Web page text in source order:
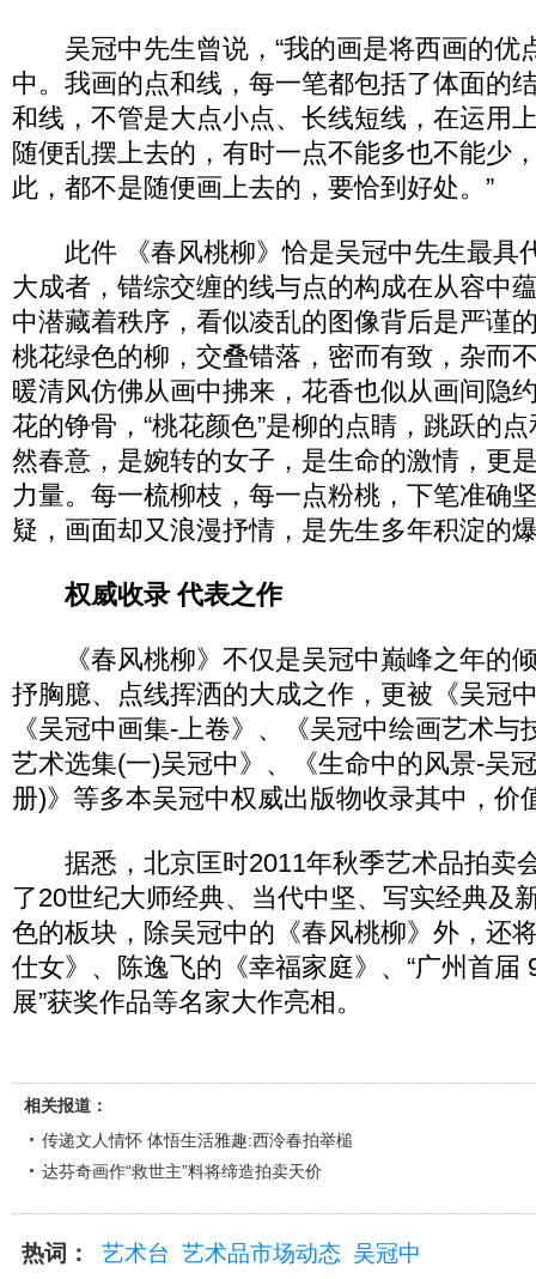
吴冠中先生曾说，“我的画是将西画的优
中。我画的点和线，每一笔都包括了体面的
和线，不管是大点小点、长线短线，在运用
随便乱摆上去的，有时一点不能多也不能少
此，都不是随便画上去的，要恰到好处。”
此件 《春风桃柳》恰是吴冠中先生最具
大成者，错综交缠的线与点的构成在从容中
中潜藏着秩序，看似凌乱的图像背后是严谨
桃花绿色的柳，交叠错落，密而有致，杂而
暖清风仿佛从画中拂来，花香也似从画间隐
花的铮骨，“桃花颜色”是柳的点睛，跳跃的
然春意，是婉转的女子，是生命的激情，更
力量。每一梳柳枝，每一点粉桃，下笔准确
疑，画面却又浪漫抒情，是先生多年积淀的
权威收录 代表之作
《春风桃柳》不仅是吴冠中巅峰之年的
抒胸臆、点线挥洒的大成之作，更被《吴冠
《吴冠中画集-上卷》、《吴冠中绘画艺术与
艺术选集(一)吴冠中》、《生命中的风景-吴
册)》等多本吴冠中权威出版物收录其中，价
据悉，北京匡时2011年秋季艺术品拍卖
了20世纪大师经典、当代中坚、写实经典及
色的板块，除吴冠中的《春风桃柳》外，还
仕女》、陈逸飞的《幸福家庭》、“广州首届
展”获奖作品等名家大作亮相。
相关报道：
传递文人情怀 体悟生活雅趣:西泠春拍举槌
达芬奇画作“救世主”料将缔造拍卖天价
热词： 艺术台 艺术品市场动态 吴冠中